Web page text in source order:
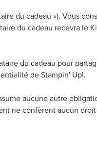
du cadeau »). Vous
du cadeau recevra le
du cadeau pour
de Stampin' Up!.
aucune autre
ne confèrent aucun